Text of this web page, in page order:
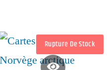
Rupture De Stock